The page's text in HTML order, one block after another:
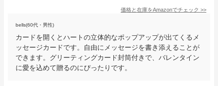
価格と在庫をAmazonでチェック >>
bells(60代・男性)
カードを開くとハートの立体的なポップアップが出てくるメ
ッセージカードです。自由にメッセージを書き添えることが
できます。グリーティングカード封筒付きで、バレンタイン
に愛を込めて贈るのにぴったりです。